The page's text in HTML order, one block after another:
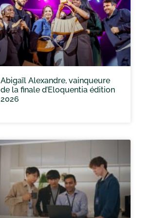
Abigaïl Alexandre, vainqueure
de la finale d’Eloquentia édition
2026